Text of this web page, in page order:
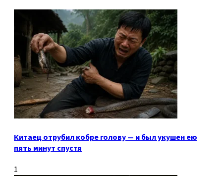
Китаец отрубил кобре голову — и был укушен ею
пять минут спустя
1